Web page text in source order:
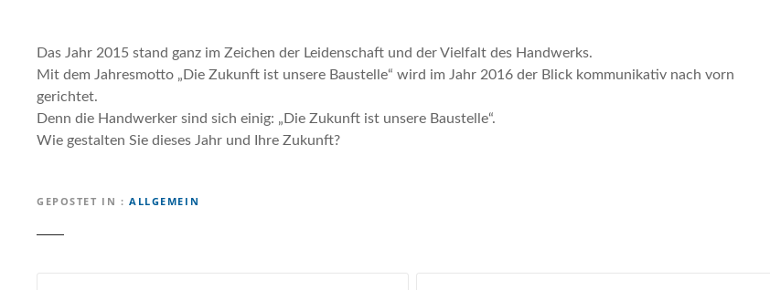
Das Jahr 2015 stand ganz im Zeichen der Leidenschaft und der Vielfalt des Handwerks.
Mit dem Jahresmotto „Die Zukunft ist unsere Baustelle“ wird im Jahr 2016 der Blick kommunikativ nach vorn
gerichtet.
Denn die Handwerker sind sich einig: „Die Zukunft ist unsere Baustelle“.
Wie gestalten Sie dieses Jahr und Ihre Zukunft?
GEPOSTET IN ALLGEMEIN